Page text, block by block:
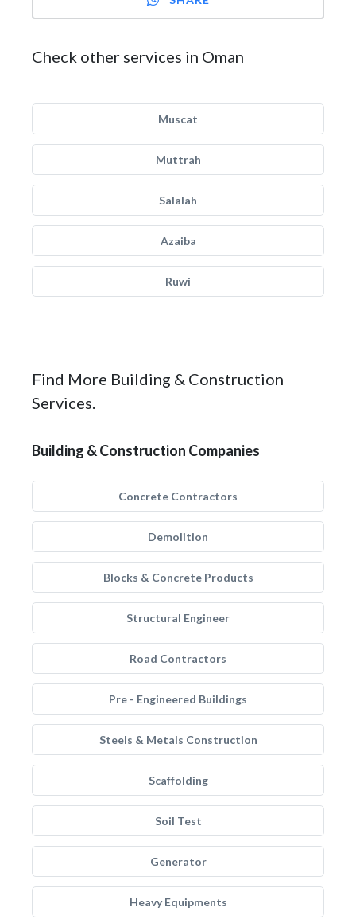
Check other services in Oman
Muscat
Muttrah
Salalah
Azaiba
Ruwi
Find More Building & Construction
Services.
Building & Construction Companies
Concrete Contractors
Demolition
Blocks & Concrete Products
Structural Engineer
Road Contractors
Pre - Engineered Buildings
Steels & Metals Construction
Scaffolding
Soil Test
Generator
Heavy Equipments